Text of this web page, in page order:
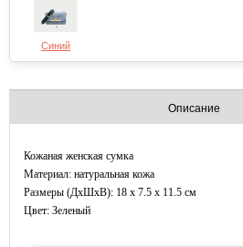
Синий
Описание
Кожаная женская сумка
Материал: натуральная кожа
Размеры (ДxШхВ): 18 x 7.5 x 11.5 см
Цвет: Зеленый